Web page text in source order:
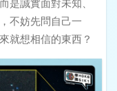
是誠實面對未知、
不妨先問自己一
就想相信的東西？